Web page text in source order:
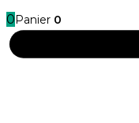
0 Panier 0